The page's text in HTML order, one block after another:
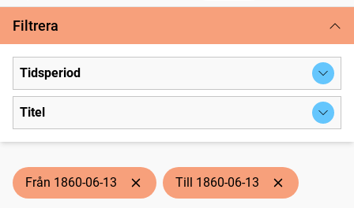
Filtrera
Tidsperiod
Titel
Från 1860-06-13 Till 1860-06-13